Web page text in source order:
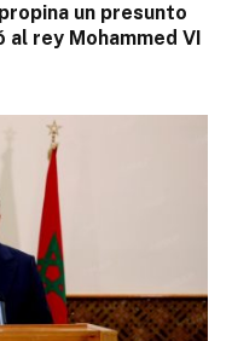
un presunto
al rey Mohammed VI